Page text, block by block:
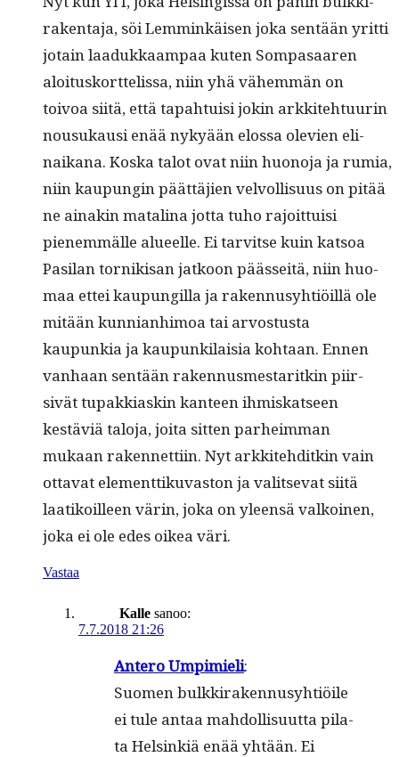
rak­en­ta­ja, söi Lem­minkäisen joka sen­tään yrit­ti
jotain laadukkaam­paa kuten Som­pasaaren
aloi­tusko­rt­telis­sa, niin yhä vähem­män on
toivoa siitä, että tapah­tu­isi jokin arkkite­htu­urin
nousukausi enää nykyään elos­sa ole­vien eli­
naikana. Kos­ka talot ovat niin huono­ja ja rumia,
niin kaupun­gin päät­täjien velvol­lisu­us on pitää
ne ainakin matali­na jot­ta tuho rajoit­tuisi
pienem­mälle alueelle. Ei tarvitse kuin kat­soa
Pasi­lan tornikisan jatkoon pääs­seitä, niin huo­
maa ettei kaupungilla ja raken­nusy­htiöil­lä ole
mitään kun­ni­an­hi­moa tai arvos­tus­ta
kaupunkia ja kaupunki­laisia kohtaan. Ennen
van­haan sen­tään raken­nusmes­tar­itkin piir­
sivät tupakki­askin kan­teen ihmiskat­seen
kestäviä talo­ja, joi­ta sit­ten parheim­man
mukaan raken­net­ti­in. Nyt arkkite­hditkin vain
otta­vat ele­ment­tiku­vas­ton ja val­it­se­vat siitä
laatikoilleen värin, joka on yleen­sä valkoinen,
joka ei ole edes oikea väri.
Vastaa
Kalle sanoo:
7.7.2018 21:26
Antero Umpimieli:
Suomen bulkki­raken­nusy­htiöile
ei tule antaa mah­dol­lisu­ut­ta pila­
ta Helsinkiä enää yhtään. Ei